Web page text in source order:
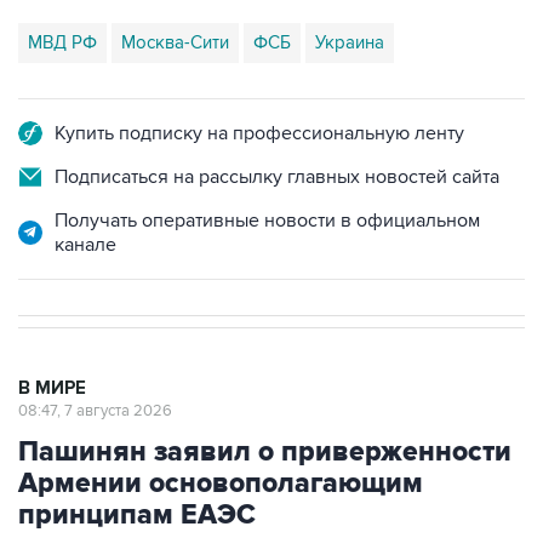
МВД РФ Москва-Сити ФСБ Украина
Купить подписку на профессиональную ленту
Подписаться на рассылку главных новостей сайта
Получать оперативные новости в официальном
канале
В МИРЕ
08:47, 7 августа 2026
Пашинян заявил о приверженности
Армении основополагающим
принципам ЕАЭС